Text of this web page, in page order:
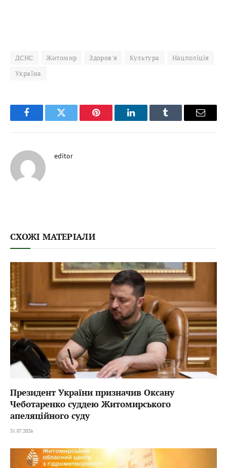
ДСНС Житомир Здоров'я Культура
Нацполіція
Україна
FacebookTwitter Pinterest LinkedInTumblr Email
editor
СХОЖІ МАТЕРІАЛИ
Президент України призначив Оксану
Чеботаренко суддею Житомирського
апеляційного суду
31.07.2026